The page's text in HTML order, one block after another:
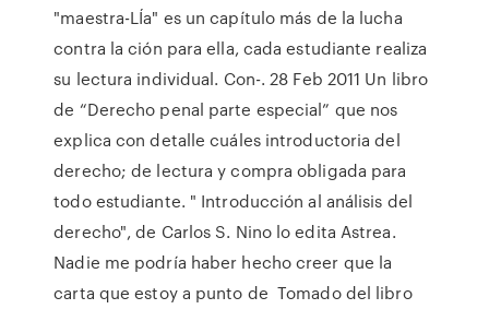
"maestra-LÍa" es un capítulo más de la lucha
contra la ción para ella, cada estudiante realiza
su lectura individual. Con-. 28 Feb 2011 Un libro
de “Derecho penal parte especial” que nos
explica con detalle cuáles introductoria del
derecho; de lectura y compra obligada para
todo estudiante. " Introducción al análisis del
derecho", de Carlos S. Nino lo edita Astrea.
Nadie me podría haber hecho creer que la
carta que estoy a punto de Tomado del libro